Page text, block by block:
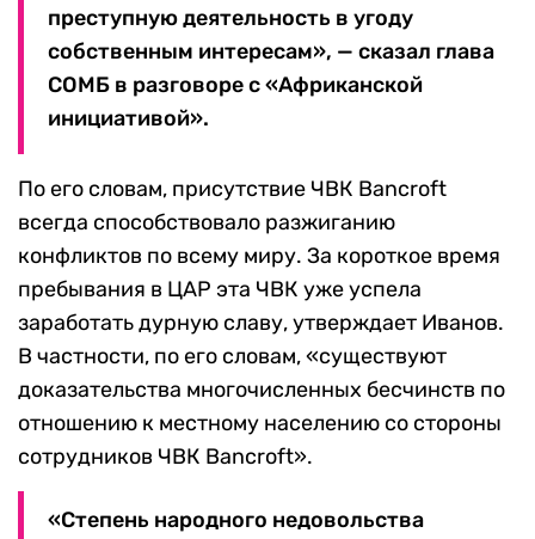
преступную деятельность в угоду
собственным интересам», — сказал глава
СОМБ в разговоре с «Африканской
инициативой».
По его словам, присутствие ЧВК Banсroft
всегда способствовало разжиганию
конфликтов по всему миру. За короткое время
пребывания в ЦАР эта ЧВК уже успела
заработать дурную славу, утверждает Иванов.
В частности, по его словам, «существуют
доказательства многочисленных бесчинств по
отношению к местному населению со стороны
сотрудников ЧВК Bancroft».
«Степень народного недовольства